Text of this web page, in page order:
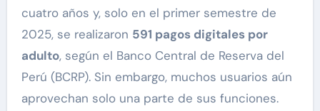
cuatro años y, solo en el primer semestre de
2025, se realizaron 591 pagos digitales por
adulto, según el Banco Central de Reserva del
Perú (BCRP). Sin embargo, muchos usuarios aún
aprovechan solo una parte de sus funciones.